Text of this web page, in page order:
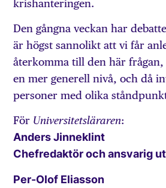
krishanteringen.
Den gångna veckan har
är högst sannolikt att vi får
återkomma till den här
en mer generell nivå, och då
personer med olika
För Universitetsläraren:
Anders Jinneklint
Chefredaktör och ansvarig
Per-Olof Eliasson